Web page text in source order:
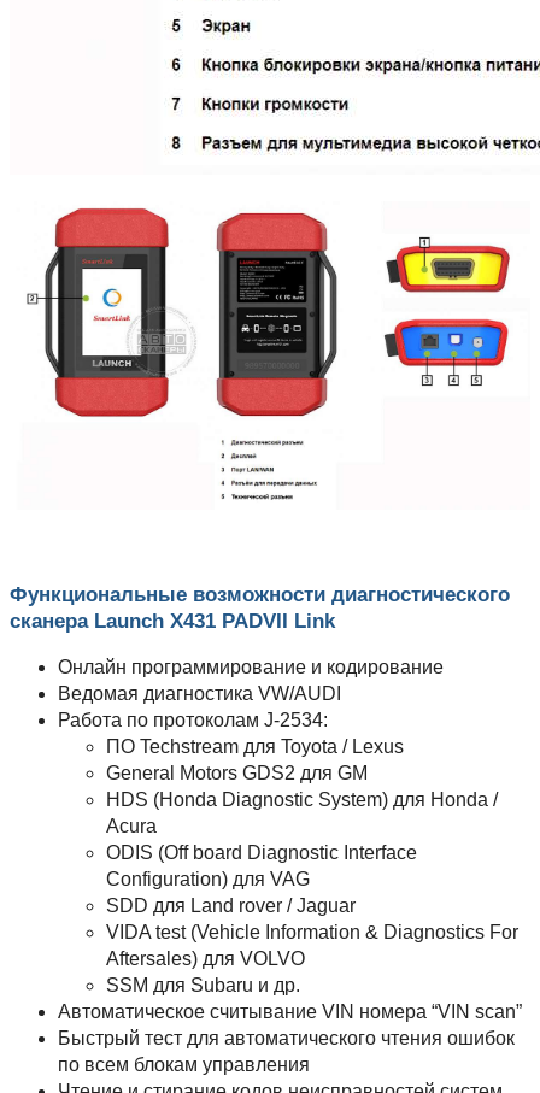
Функциональные возможности диагностического
сканера Launch X431 PADVII Link
Онлайн программирование и кодирование
Ведомая диагностика VW/AUDI
Работа по протоколам J-2534:
ПО Techstream для Toyota / Lexus
General Motors GDS2 для GM
HDS (Honda Diagnostic System) для Honda /
Acura
ODIS (Off board Diagnostic Interface
Configuration) для VAG
SDD для Land rover / Jaguar
VIDA test (Vehicle Information & Diagnostics For
Aftersales) для VOLVO
SSM для Subaru и др.
Автоматическое считывание VIN номера “VIN scan”
Быстрый тест для автоматического чтения ошибок
по всем блокам управления